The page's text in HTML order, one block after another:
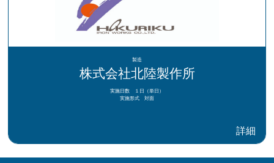
製造
株式会社北陸製作所
実施日数 １日（単日）
実施形式 対面
詳細